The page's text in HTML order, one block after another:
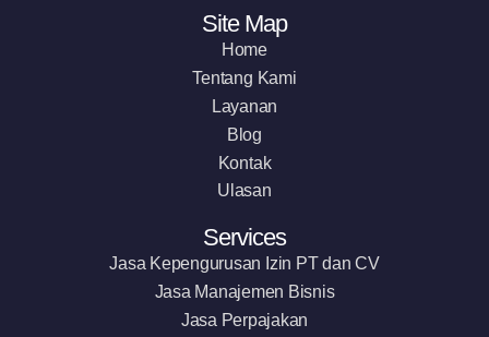
Site Map
Home
Tentang Kami
Layanan
Blog
Kontak
Ulasan
Services
Jasa Kepengurusan Izin PT dan CV
Jasa Manajemen Bisnis
Jasa Perpajakan